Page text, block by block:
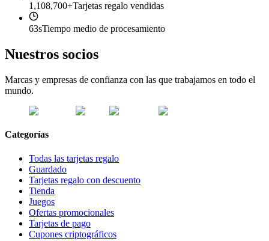
1,108,700+Tarjetas regalo vendidas
63sTiempo medio de procesamiento
Nuestros socios
Marcas y empresas de confianza con las que trabajamos en todo el
mundo.
Categorías
Todas las tarjetas regalo
Guardado
Tarjetas regalo con descuento
Tienda
Juegos
Ofertas promocionales
Tarjetas de pago
Cupones criptográficos